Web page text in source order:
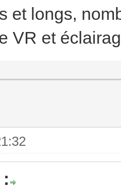
et longs,
VR et